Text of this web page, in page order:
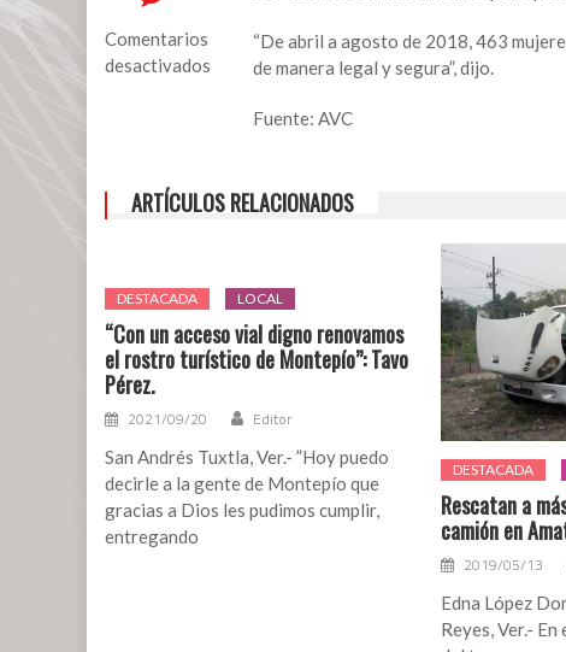
Comentarios
desactivados
2016
fueron
obligadas
llevar
a
término
un
embarazo
violación,
“De abril a agosto de 2018, 463
de manera legal y segura”, dijo.
Fuente: AVC
ARTÍCULOS RELACIONADOS
DESTACADA LOCAL
“Con un acceso vial digno renovamos
el rostro turístico de Montepío”: Tavo
Pérez.
2021/09/20 Editor
San Andrés Tuxtla, Ver.- ”Hoy puedo
decirle a la gente de Montepío que
gracias a Dios les pudimos cumplir,
entregando
DESTACADA
Rescatan a
camión en
2019/05/13
Edna López
Reyes, Ver.-